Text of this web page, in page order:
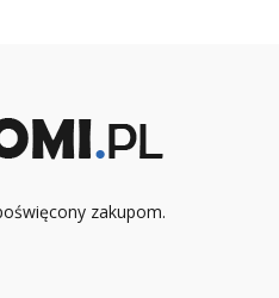
zakupom.